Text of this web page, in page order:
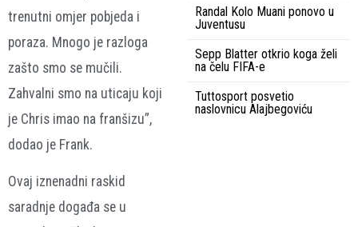
trenutni omjer pobjeda i
poraza. Mnogo je razloga
zašto smo se mučili.
Zahvalni smo na uticaju koji
je Chris imao na franšizu”,
dodao je Frank.
Ovaj iznenadni raskid
saradnje događa se u
Randal Kolo Muani ponovo u
Juventusu
Sepp Blatter otkrio koga želi
na čelu FIFA-e
Tuttosport posvetio
naslovnicu Alajbegoviću